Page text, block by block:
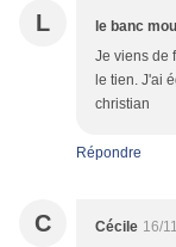
L le banc
Je viens de
le tien. J'ai
christian
Répondre
C Cécile 16/